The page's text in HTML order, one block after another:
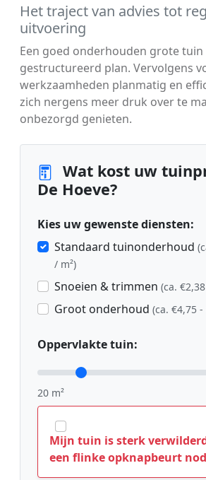
Het traject van advies tot
uitvoering
Een goed onderhouden grote
gestructureerd plan. Vervolgens
werkzaamheden planmatig en
zich nergens meer druk over te
onbezorgd genieten.
Wat kost uw
De Hoeve?
Kies uw gewenste diensten:
Standaard tuinonderhoud
/ m²)
Snoeien & trimmen (ca.
Groot onderhoud (ca. €4,75
Oppervlakte tuin:
20 m²
Mijn tuin is sterk
een flinke opknapbeurt